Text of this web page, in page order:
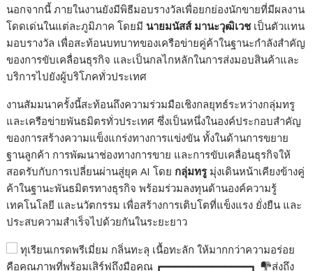
นอกจากนี้ ภายในงานยังมีพิธีมอบรางวัลเพื่อยกย่องนักขายที่มีผลงาน
โดดเด่นในแต่ละภูมิภาค โดยมี นายมนัสส์ มานะวุฒิเวชเป็นตัวแทน
มอบรางวัล เพื่อสะท้อนบทบาทของเครือข่ายคู่ค้าในฐานะกำลังสำคัญ
ของการขับเคลื่อนธุรกิจ และเป็นกลไกหลักในการส่งมอบสินค้าและ
บริการไปยังผู้บริโภคทั่วประเทศ
งานสัมมนาครั้งนี้สะท้อนถึงความร่วมมือเชิงกลยุทธ์ระหว่างกลุ่มทรู
และเครือข่ายพันธมิตรทั่วประเทศ ซึ่งเป็นหนึ่งในองค์ประกอบสำคัญ
ของการสร้างความแข็งแกร่งทางการแข่งขัน ทั้งในด้านการขยาย
ฐานลูกค้า การพัฒนาช่องทางการขาย และการขับเคลื่อนธุรกิจให้
สอดรับกับการเปลี่ยนผ่านสู่ยุค AI โดย กลุ่มทรูมุ่งเดินหน้าเคียงข้างคู่
ค้าในฐานะพันธมิตรทางธุรกิจ พร้อมร่วมลงทุนด้านองค์ความรู้
เทคโนโลยี และนวัตกรรม เพื่อสร้างการเติบโตที่แข็งแรง ยั่งยืน และ
ประสบความสำเร็จไปด้วยกันในระยะยาว
ทุเรียนเกรดพรีเมี่ยม กลิ่นทะลุ เนื้อทะลัก ให้มากกว่าความอร่อย
คือคุณภาพที่พร้อมเสิร์ฟถึงมือคุณ ┏━━━━━━━━━━━━━━┓
ส่งถึง